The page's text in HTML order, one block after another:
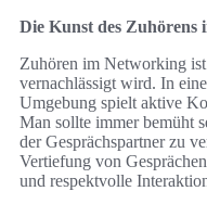
Die Kunst des Zuhörens
Zuhören im Networking
vernachlässigt wird. In
Umgebung spielt aktive
Man sollte immer bemüht
der Gesprächspartner zu
Vertiefung von
und respektvolle